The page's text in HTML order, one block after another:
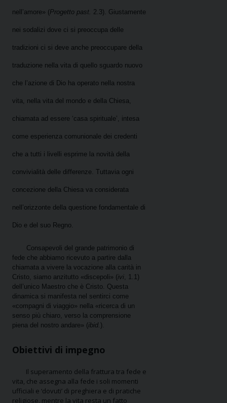
nell’amore» (Progetto past. 2.3). Giustamente
nei sodalizi dove ci si preoccupa delle
tradizioni ci si deve anche preoccupare della
traduzione nella vita di quello sguardo nuovo
che l’azione di Dio ha operato nella nostra
vita, nella vita del mondo e della Chiesa,
chiamata ad essere ‘casa spirituale’, intesa
come esperienza comunionale dei credenti
che a tutti i livelli esprime la novità della
convivialità delle differenze. Tuttavia ogni
concezione della Chiesa va considerata
nell’orizzonte della questione fondamentale di
Dio e del suo Regno.
Consapevoli del grande patrimonio di
fede che abbiamo ricevuto a partire dalla
chiamata a vivere la vocazione alla carità in
Cristo, siamo anzitutto «discepoli» (ivi, 1.1)
dell’unico Maestro che è Cristo. Questa
dinamica si manifesta nel sentirci come
«compagni di viaggio» nella «ricerca di un
senso più chiaro, verso la comprensione
piena del nostro andare» (ibid. ).
Obiettivi di impegno
Il superamento della frattura tra fede e
vita, che assegna alla fede i soli momenti
ufficiali e ‘dovuti’ di preghiera e di pratiche
religiose, mentre la vita resta un fatto